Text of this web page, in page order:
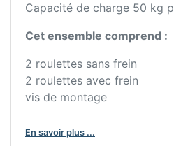
Capacité de charge 50 kg
Cet ensemble comprend :
2 roulettes sans frein
2 roulettes avec frein
vis de montage
En savoir plus ...